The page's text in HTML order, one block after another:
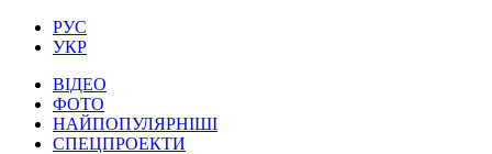
РУС
УКР
ВІДЕО
ФОТО
НАЙПОПУЛЯРНІШІ
СПЕЦПРОЕКТИ